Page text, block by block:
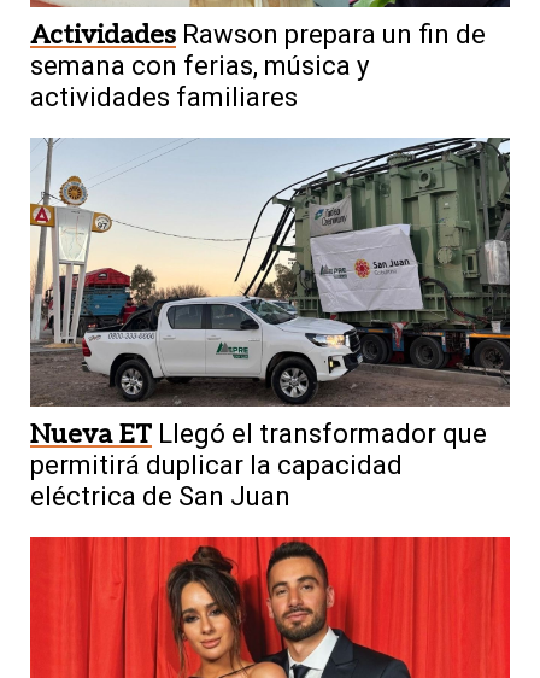
Actividades Rawson prepara un fin de
semana con ferias, música y
actividades familiares
Nueva ET Llegó el transformador que
permitirá duplicar la capacidad
eléctrica de San Juan